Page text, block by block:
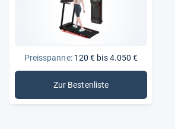
Preisspanne:120 € bis 4.050 €
Zur Bestenliste
: Laufbänder